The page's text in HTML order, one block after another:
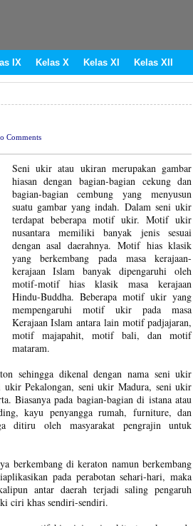
IX Kelas X Kelas XI Kelas XII
Comments
Seni ukir atau ukiran merupakan gambar
hiasan dengan bagian-bagian cekung dan
bagian-bagian cembung yang menyusun
suatu gambar yang indah. Dalam seni ukir
terdapat beberapa motif ukir. Motif ukir
nusantara memiliki banyak jenis sesuai
dengan asal daerahnya. Motif hias klasik
yang berkembang pada masa kerajaan-
kerajaan Islam banyak dipengaruhi oleh
motif-motif hias klasik masa kerajaan
Hindu-Buddha. Beberapa motif ukir yang
mempengaruhi motif ukir pada masa
Kerajaan Islam antara lain motif padjajaran,
motif majapahit, motif bali, dan motif
mataram.
sehingga dikenal dengan nama seni ukir
Pekalongan, seni ukir Madura, seni ukir
Biasanya pada bagian-bagian di istana atau
kayu penyangga rumah, furniture, dan
ditiru oleh masyarakat pengrajin untuk
berkembang di keraton namun berkembang
pada perabotan sehari-hari, maka
antar daerah terjadi saling pengaruh
ciri khas sendiri-sendiri.